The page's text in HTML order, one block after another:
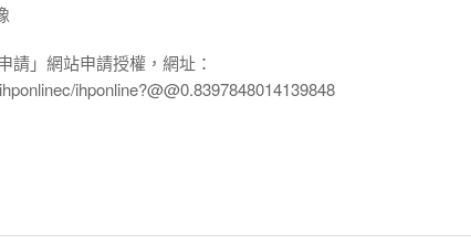
請」網站申請授權，網址：
ihponline?@@0.8397848014139848